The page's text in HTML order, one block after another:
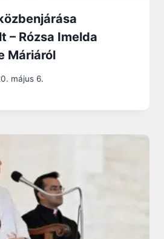
– Rózsa Imelda
Máriáról
május 6.